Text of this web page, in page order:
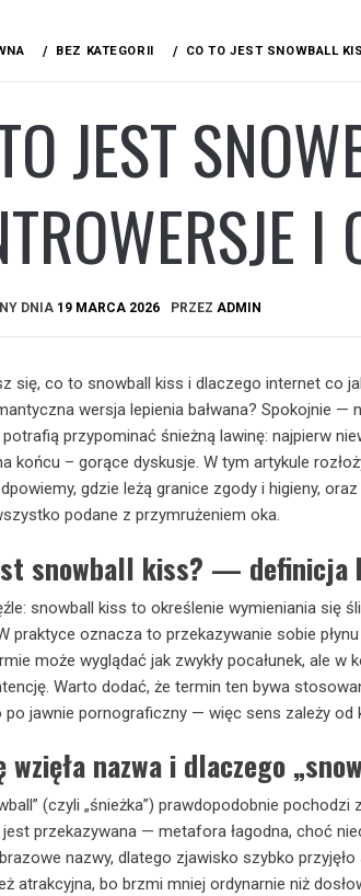
BEZ KATEGORII CO TO JEST SNOWBALL
JEST
DNIA 19 MARCA 2026 PRZEZ ADMIN
się, co to snowball kiss i dlaczego internet co
wersja lepienia bałwana? Spokojnie —
przypominać śnieżną lawinę: najpierw
końcu – gorące dyskusje. W tym artykule
gdzie leżą granice zgody i higieny,
podane z przymrużeniem oka.
snowball kiss? — definicja
snowball kiss to określenie wymieniania się
praktyce oznacza to przekazywanie sobie
może wyglądać jak zwykły pocałunek, ale w
Warto dodać, że termin ten bywa
po jawnie pornograficzny — więc sens zależy od
wzięła nazwa i dlaczego
(czyli „śnieżka”) prawdopodobnie
przekazywana — metafora łagodna, choć
nazwy, dlatego zjawisko szybko
atrakcyjna, bo brzmi mniej ordynarnie niż